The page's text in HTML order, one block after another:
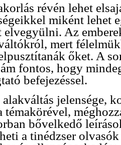
révén lehet
miként lehet
elvegyülni. Az
mert
őket. A
fontos, hogy
befejezéssel.
jelensége,
témakörével,
bővelkedő
a tinédzser